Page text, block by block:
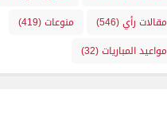
مقالات رأي(546) منوعات(419)
مواعيد المباريات(32)